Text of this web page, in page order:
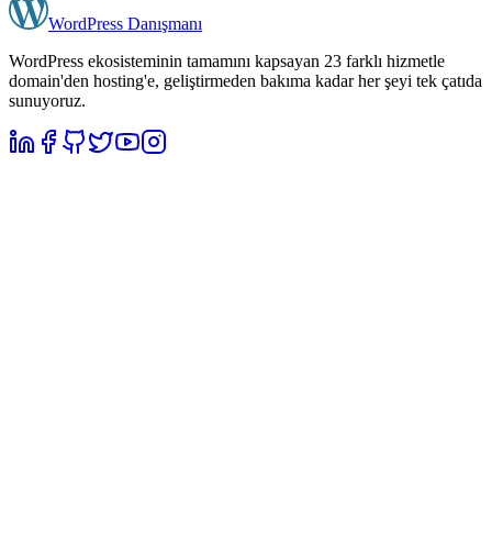
WordPress Danışmanı
WordPress ekosisteminin tamamını kapsayan 23 farklı hizmetle
domain'den hosting'e, geliştirmeden bakıma kadar her şeyi tek çatıda
sunuyoruz.